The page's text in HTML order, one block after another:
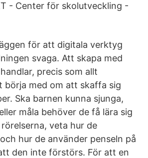
- Center för skolutveckling -
för att digitala verktyg
svaga. Att skapa med
precis som allt
börja med om att skaffa sig
Ska barnen kunna sjunga,
måla behöver de få lära sig
veta hur de
hur de använder penseln på
den inte förstörs. För att en